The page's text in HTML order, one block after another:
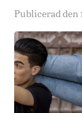
Publicerad den